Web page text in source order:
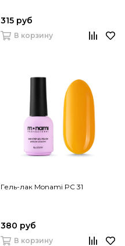
315 руб
В корзину
Гель-лак Monami PC 31
380 руб
В корзину